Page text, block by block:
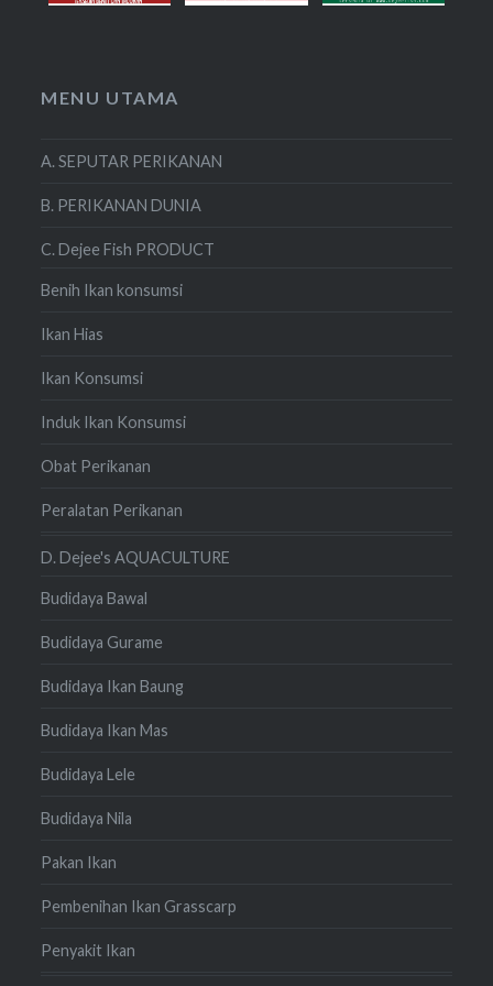
MENU UTAMA
A. SEPUTAR PERIKANAN
B. PERIKANAN DUNIA
C. Dejee Fish PRODUCT
Benih Ikan konsumsi
Ikan Hias
Ikan Konsumsi
Induk Ikan Konsumsi
Obat Perikanan
Peralatan Perikanan
D. Dejee's AQUACULTURE
Budidaya Bawal
Budidaya Gurame
Budidaya Ikan Baung
Budidaya Ikan Mas
Budidaya Lele
Budidaya Nila
Pakan Ikan
Pembenihan Ikan Grasscarp
Penyakit Ikan